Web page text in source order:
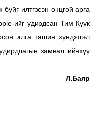
илтгэсэн онцгой арга
ийг удирдсан Тим Күүк
алга ташин хүндэтгэл
замнал ийнхүү
Л.Баяр